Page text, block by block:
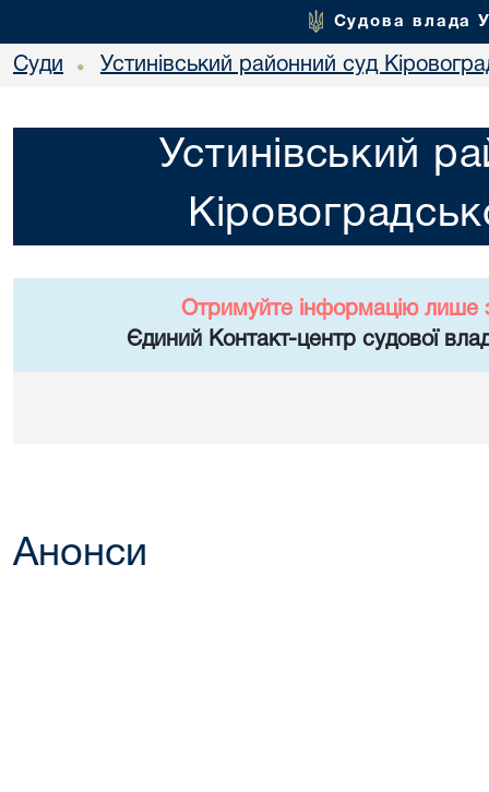
Судова влада
Суди • Устинівський районний суд
Устинівський
Отримуйте інформацію лише
Єдиний Контакт-центр судової
Анонси